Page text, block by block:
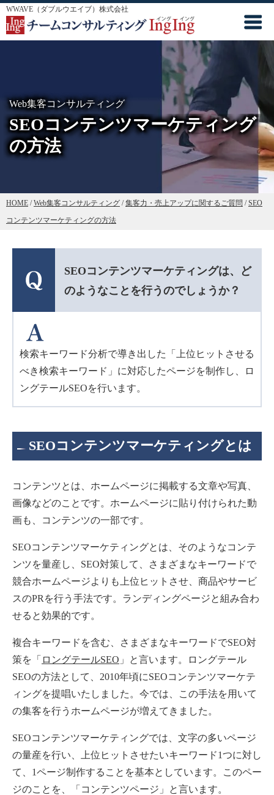
WWAVE（ダブルウエイブ）株式会社
Web集客コンサルティング
SEOコンテンツマーケティング
の方法
HOME /Web集客コンサルティング /集客力・売上アップに関するご質問 /SEO
コンテンツマーケティングの方法
SEOコンテンツマーケティングは、ど
のようなことを行うのでしょうか？
検索キーワード分析で導き出した「上位ヒットさせる
べき検索キーワード」に対応したページを制作し、ロ
ングテールSEOを行います。
SEOコンテンツマーケティングとは
コンテンツとは、ホームページに掲載する文章や写真、
画像などのことです。ホームページに貼り付けられた動
画も、コンテンツの一部です。
SEOコンテンツマーケティングとは、そのようなコンテ
ンツを量産し、SEO対策して、さまざまなキーワードで
競合ホームページよりも上位ヒットさせ、商品やサービ
スのPRを行う手法です。ランディングページと組み合わ
せると効果的です。
複合キーワードを含む、さまざまなキーワードでSEO対
策を「 ロングテールSEO 」と言います。ロングテール
SEOの方法として、2010年頃にSEOコンテンツマーケテ
ィングを提唱いたしました。今では、この手法を用いて
の集客を行うホームページが増えてきました。
SEOコンテンツマーケティングでは、文字の多いページ
の量産を行い、上位ヒットさせたいキーワード1つに対し
て、1ページ制作することを基本としています。このペー
ジのことを、「コンテンツページ」と言います。